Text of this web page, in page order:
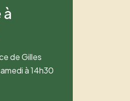
de Gilles
à 14h30